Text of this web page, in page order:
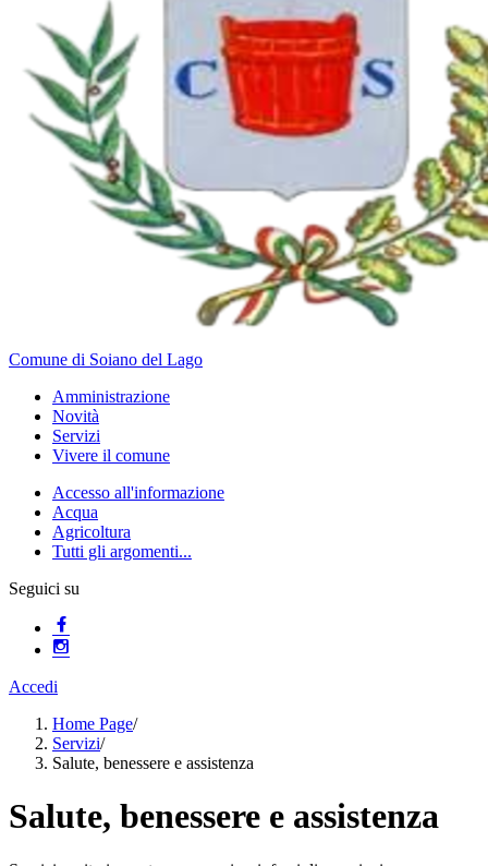
Comune di Soiano del Lago
Amministrazione
Novità
Servizi
Vivere il comune
Accesso all'informazione
Acqua
Agricoltura
Tutti gli argomenti...
Seguici su
Accedi
Home Page/
Servizi/
Salute, benessere e assistenza
Salute, benessere e assistenza